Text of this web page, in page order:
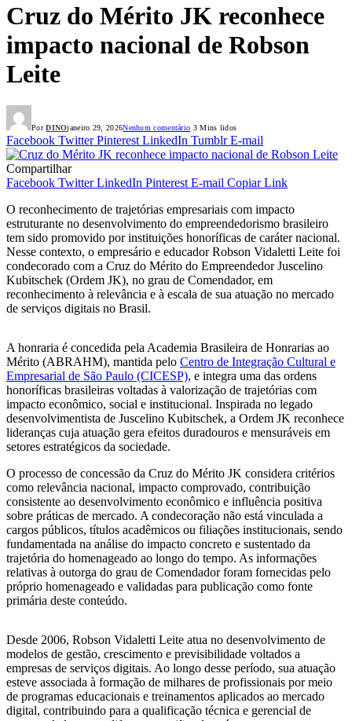
Cruz do Mérito JK reconhece
impacto nacional de Robson
Leite
Por DINOjaneiro 29, 2026Nenhum comentário 3 Mins lidos
Facebook Twitter Pinterest LinkedIn Tumblr E-mail
Compartilhar
Facebook Twitter LinkedIn Pinterest E-mail Copiar Link
O reconhecimento de trajetórias empresariais com impacto
estruturante no desenvolvimento do empreendedorismo brasileiro
tem sido promovido por instituições honoríficas de caráter nacional.
Nesse contexto, o empresário e educador Robson Vidaletti Leite foi
condecorado com a Cruz do Mérito do Empreendedor Juscelino
Kubitschek (Ordem JK), no grau de Comendador, em
reconhecimento à relevância e à escala de sua atuação no mercado
de serviços digitais no Brasil.
A honraria é concedida pela Academia Brasileira de Honrarias ao
Mérito (ABRAHM), mantida pelo Centro de Integração Cultural e
Empresarial de São Paulo (CICESP), e integra uma das ordens
honoríficas brasileiras voltadas à valorização de trajetórias com
impacto econômico, social e institucional. Inspirada no legado
desenvolvimentista de Juscelino Kubitschek, a Ordem JK reconhece
lideranças cuja atuação gera efeitos duradouros e mensuráveis em
setores estratégicos da sociedade.
O processo de concessão da Cruz do Mérito JK considera critérios
como relevância nacional, impacto comprovado, contribuição
consistente ao desenvolvimento econômico e influência positiva
sobre práticas de mercado. A condecoração não está vinculada a
cargos públicos, títulos acadêmicos ou filiações institucionais, sendo
fundamentada na análise do impacto concreto e sustentado da
trajetória do homenageado ao longo do tempo. As informações
relativas à outorga do grau de Comendador foram fornecidas pelo
próprio homenageado e validadas para publicação como fonte
primária deste conteúdo.
Desde 2006, Robson Vidaletti Leite atua no desenvolvimento de
modelos de gestão, crescimento e previsibilidade voltados a
empresas de serviços digitais. Ao longo desse período, sua atuação
esteve associada à formação de milhares de profissionais por meio
de programas educacionais e treinamentos aplicados ao mercado
digital, contribuindo para a qualificação técnica e gerencial de